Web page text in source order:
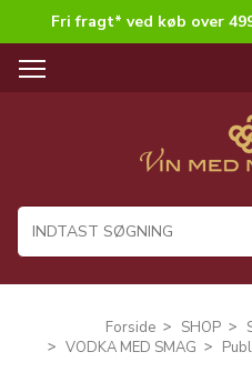
Fri fragt* ved køb over
T
a
i
Forside SHOP
VODKA MED SMAG